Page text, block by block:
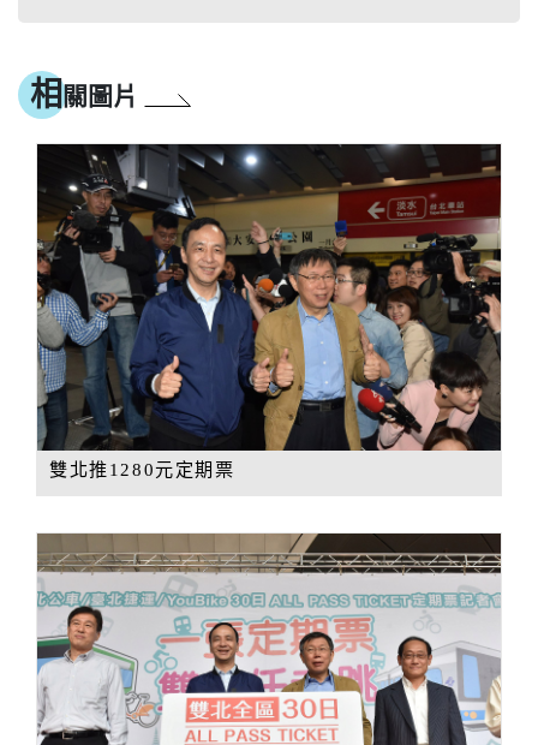
相 關圖片
雙北推1280元定期票